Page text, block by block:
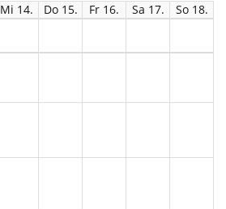
Mi 14. Do 15. Fr 16. Sa 17.
So 18.